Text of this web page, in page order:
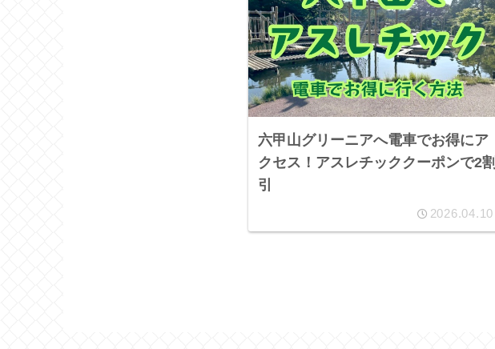
六甲山グリーニアへ電車でお得にア
クセス！アスレチッククーポンで2割
引
2026.04.10